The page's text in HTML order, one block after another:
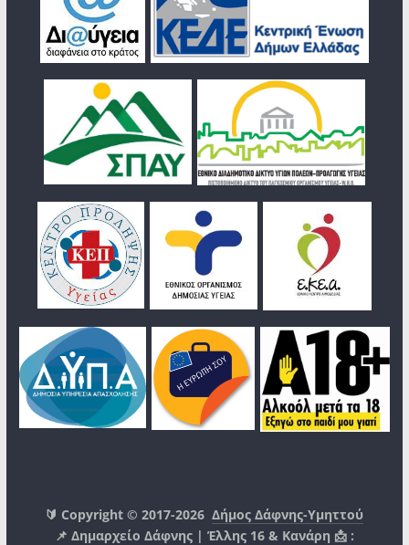
🔰 Copyright © 2017-2026Δήμος Δάφνης-Υμηττού
📌 Δημαρχείο Δάφνης | Έλλης 16 & Κανάρη 📩 :